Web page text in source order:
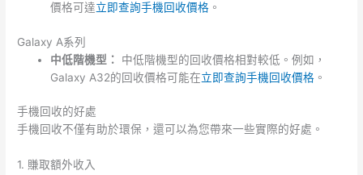
價格可達立即查詢手機回收價格 。
Galaxy A系列
中低階機型：
中低階機型的回收價格相對較低。例如，
Galaxy A32的回收價格可能在立即查詢手機回收價格 。
手機回收的好處
手機回收不僅有助於環保，還可以為您帶來一些實際的好處。
1. 賺取額外收入